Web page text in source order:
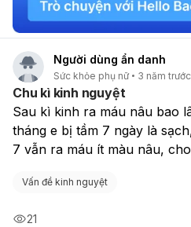
Người dùng ẩn danh
Sức khỏe phụ nữ 3 năm trước
Chu kì kinh nguyệt
Sau kì kinh ra máu nâu bao
tháng e bị tầm 7 ngày là
7 vẫn ra máu ít màu nâu,
Vấn đề kinh nguyệt
21